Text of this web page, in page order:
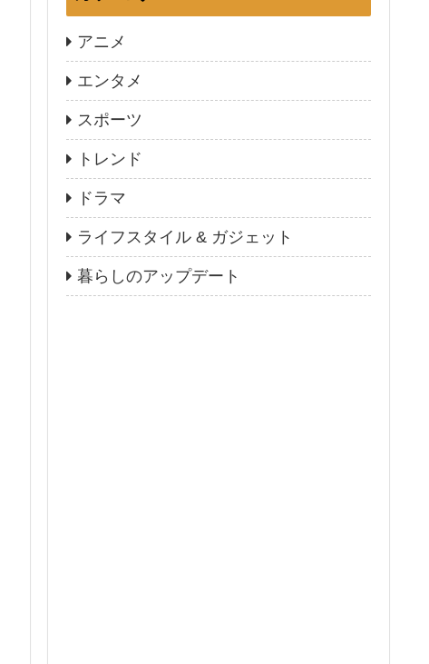
アニメ
エンタメ
スポーツ
トレンド
ドラマ
ライフスタイル & ガジェット
暮らしのアップデート